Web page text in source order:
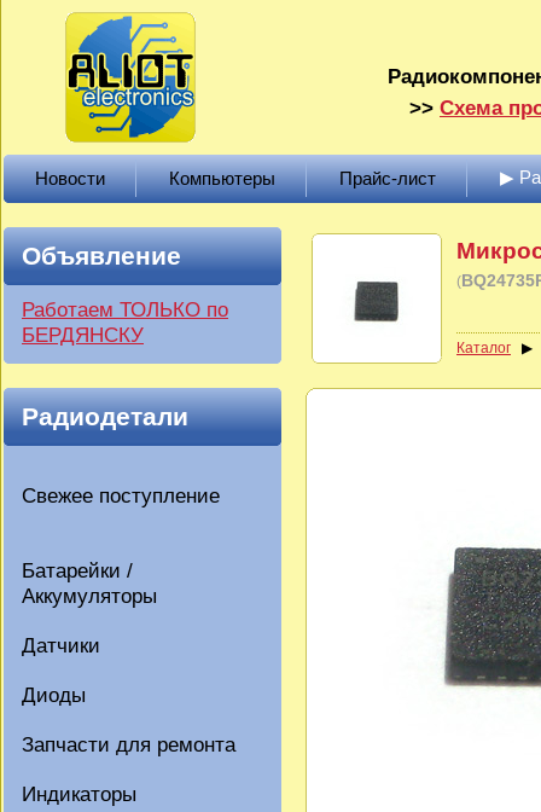
>> Схема
Новости Компьютеры Прайс-лист ▶
Объявление
Работаем ТОЛЬКО по
БЕРДЯНСКУ
Радиодетали
Свежее поступление
Батарейки /
Аккумуляторы
Датчики
Диоды
Запчасти для ремонта
Индикаторы
(
Каталог